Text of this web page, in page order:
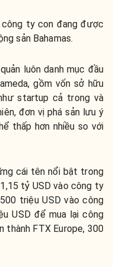
công ty con đang được
sản Bahamas.
luôn danh mục đầu
gồm vốn sở hữu
startup cả trong và
đơn vị phá sản lưu ý
thấp hơn nhiều so với
cái tên nổi bật trong
tỷ USD vào công ty
triệu USD vào công
USD để mua lại công
thành FTX Europe, 300